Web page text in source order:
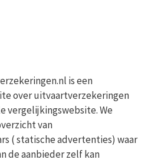
is een
over uitvaartverzekeringen
vergelijkingswebsite. We
van
( statische advertenties) waar
de aanbieder zelf kan